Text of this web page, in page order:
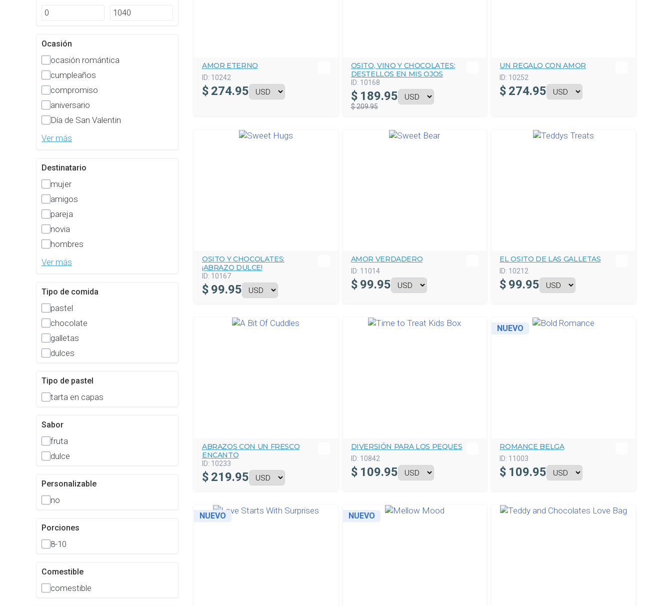
Ocasión
ocasión romántica
cumpleaños
compromiso
aniversario
Día de San Valentin
Ver más
Destinatario
mujer
amigos
pareja
novia
hombres
Ver más
Tipo de comida
pastel
chocolate
galletas
dulces
Tipo de pastel
tarta en capas
Sabor
fruta
dulce
Personalizable
no
Porciones
8-10
Comestible
comestible
AMOR ETERNO
ID: 10242
$ 274.95
OSITO, VINO Y CHOCOLATES:
DESTELLOS EN MIS OJOS
ID: 10168
$ 189.95
$ 209.95
UN REGALO CON AMOR
ID: 10252
$ 274.95
OSITO Y CHOCOLATES:
¡ABRAZO DULCE!
ID: 10167
$ 99.95
AMOR VERDADERO
ID: 11014
$ 99.95
EL OSITO DE LAS GALLETAS
ID: 10212
$ 99.95
ABRAZOS CON UN FRESCO
ENCANTO
ID: 10233
$ 219.95
DIVERSIÓN PARA LOS PEQUES
ID: 10842
$ 109.95
NUEVO
ROMANCE BELGA
ID: 11003
$ 109.95
NUEVO NUEVO